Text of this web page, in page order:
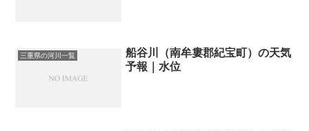
三重県の河川一覧
船谷川（南牟婁郡紀宝町）の天気
予報｜水位